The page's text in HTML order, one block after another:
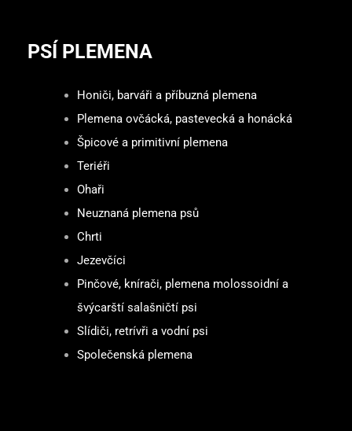
PSÍ PLEMENA
Honiči, barváři a příbuzná plemena
Plemena ovčácká, pastevecká a honácká
Špicové a primitivní plemena
Teriéři
Ohaři
Neuznaná plemena psů
Chrti
Jezevčíci
Pinčové, knírači, plemena molossoidní a
švýcarští salašničtí psi
Slídiči, retrívři a vodní psi
Společenská plemena